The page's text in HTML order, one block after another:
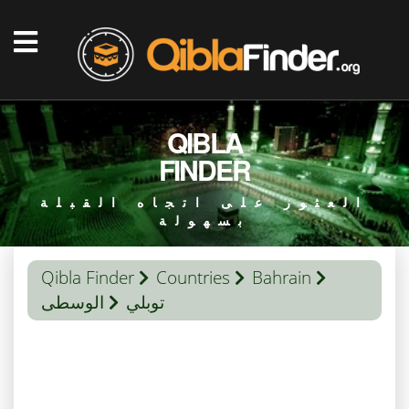
QIBLA
FINDER
العثور على اتجاه القبلة
بسهولة
Qibla Finder Countries
Bahrain
الوسطى
توبلي